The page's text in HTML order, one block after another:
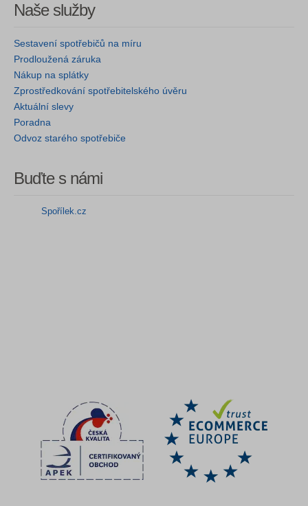
Naše služby
Sestavení spotřebičů na míru
Prodloužená záruka
Nákup na splátky
Zprostředkování spotřebitelského úvěru
Aktuální slevy
Poradna
Odvoz starého spotřebiče
Buďte s námi
Spořílek.cz